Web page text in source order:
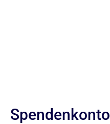
Spendenkonto